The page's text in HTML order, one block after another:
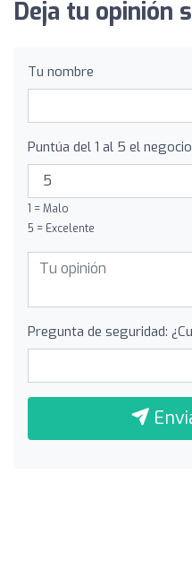
Deja tu opinión
Tu nombre
Puntúa del 1 al 5 el negocio
1 = Malo
5 = Excelente
Pregunta de seguridad: